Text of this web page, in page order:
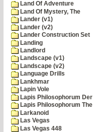
Land Of Adventure
Land Of Mystery, The
Lander (v1)
Lander (v2)
Lander Construction Set
Landing
Landlord
Landscape (v1)
Landscape (v2)
Language Drills
Lankhmar
Lapin Vole
Lapis Philosophorum
Lapis Philosophorum
Larkanoid
Las Vegas
Las Vegas 448